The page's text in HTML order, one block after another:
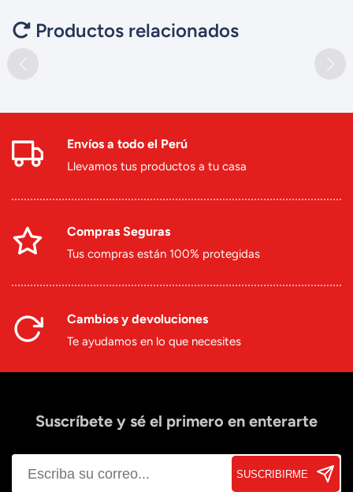
Productos relacionados
Envíos a todo el Perú
Llevamos tus productos a tu casa
Compras Seguras
Tus compras están 100% protegidas
Cambios y devoluciones
Te ayudamos en lo que necesites
Suscríbete y sé el primero en enterarte
SUSCRIBIRME